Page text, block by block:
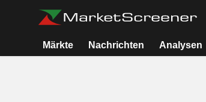
Märkte Nachrichten Analysen